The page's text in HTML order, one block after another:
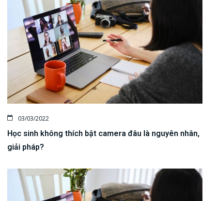
03/03/2022
Học sinh không thích bật camera đâu là nguyên nhân,
giải pháp?